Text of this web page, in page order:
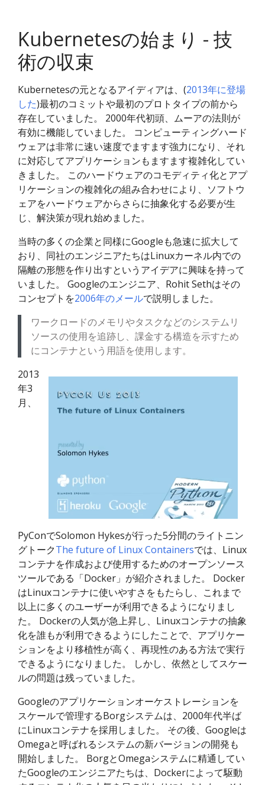
Kubernetesの始まり - 技
術の収束
Kubernetesの元となるアイディアは、(2013年に登場
した)最初のコミットや最初のプロトタイプの前から
存在していました。 2000年代初頭、ムーアの法則が
有効に機能していました。 コンピューティングハード
ウェアは非常に速い速度でますます強力になり、それ
に対応してアプリケーションもますます複雑化してい
きました。 このハードウェアのコモディティ化とアプ
リケーションの複雑化の組み合わせにより、ソフトウ
ェアをハードウェアからさらに抽象化する必要が生
じ、解決策が現れ始めました。
当時の多くの企業と同様にGoogleも急速に拡大して
おり、同社のエンジニアたちはLinuxカーネル内での
隔離の形態を作り出すというアイデアに興味を持って
いました。 Googleのエンジニア、Rohit Sethはその
コンセプトを2006年のメールで説明しました。
ワークロードのメモリやタスクなどのシステムリ
ソースの使用を追跡し、課金する構造を示すため
にコンテナという用語を使用します。
2013
年3
月、
PyConでSolomon Hykesが行った5分間のライトニン
グトークThe future of Linux Containersでは、Linux
コンテナを作成および使用するためのオープンソース
ツールである「Docker」が紹介されました。 Docker
はLinuxコンテナに使いやすさをもたらし、これまで
以上に多くのユーザーが利用できるようになりまし
た。 Dockerの人気が急上昇し、Linuxコンテナの抽象
化を誰もが利用できるようにしたことで、アプリケー
ションをより移植性が高く、再現性のある方法で実行
できるようになりました。 しかし、依然としてスケー
ルの問題は残っていました。
Googleのアプリケーションオーケストレーションを
スケールで管理するBorgシステムは、2000年代半ば
にLinuxコンテナを採用しました。 その後、Googleは
Omegaと呼ばれるシステムの新バージョンの開発も
開始しました。 BorgとOmegaシステムに精通してい
たGoogleのエンジニアたちは、Dockerによって駆動